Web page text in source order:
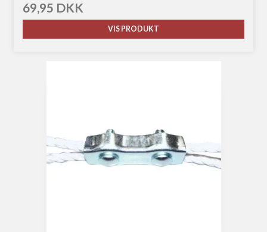
69,95 DKK
VIS PRODUKT